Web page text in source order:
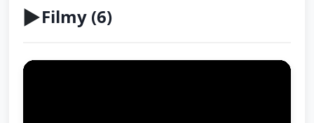
▶️Filmy (6)